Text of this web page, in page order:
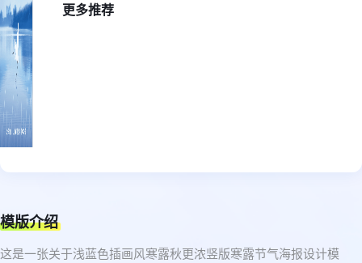
更多推荐
模版介绍
这是一张关于浅蓝色插画风寒露秋更浓竖版寒露节气海报设计模